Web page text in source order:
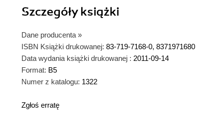
Szczegółyksiążki
Dane producenta »
ISBN Książki drukowanej: 83-719-7168-0, 8371971680
Data wydania książki drukowanej : 2011-09-14
Format: B5
Numer z katalogu: 1322
Zgłoś erratę